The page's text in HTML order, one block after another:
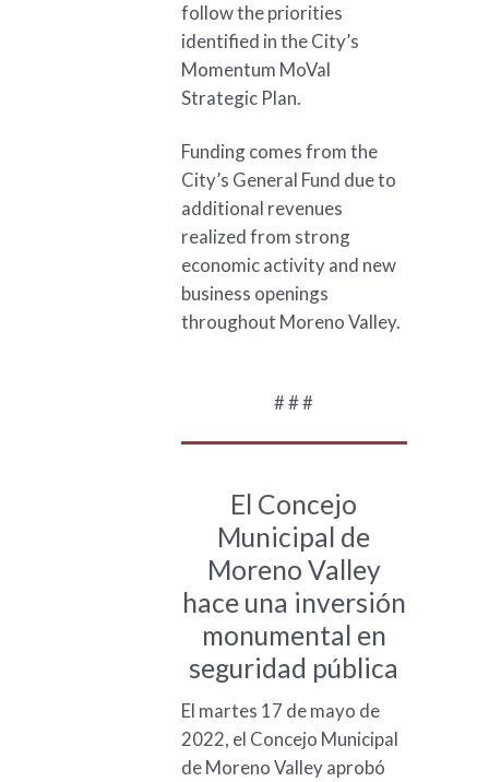
follow the priorities
identified in the City’s
Momentum MoVal
Strategic Plan.
Funding comes from the
City’s General Fund due to
additional revenues
realized from strong
economic activity and new
business openings
throughout Moreno Valley.
# # #
El Concejo
Municipal de
Moreno Valley
hace una inversión
monumental en
seguridad pública
El martes 17 de mayo de
2022, el Concejo Municipal
de Moreno Valley aprobó